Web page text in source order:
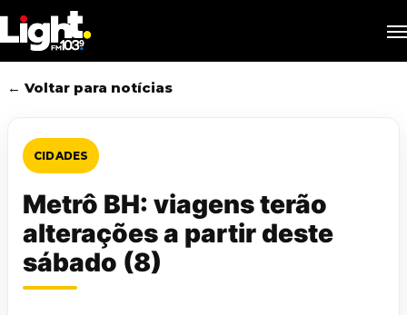
to
main
content
← Voltar para notícias
CIDADES
Metrô BH: viagens terão
alterações a partir deste
sábado (8)